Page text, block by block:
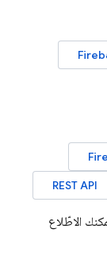
REST API
الاطّلاع